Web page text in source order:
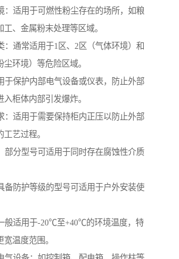
：适用于可燃性粉尘存在的场所，如粮
、金属粉末处理等区域。
：通常适用于1区、2区（气体环境）和
尘环境）等危险区域。
于保护内部电气设备或仪表，防止外部
柜体内部引发爆炸。
：适用于需要保持柜内正压以防止外部
艺过程。
部分型号可适用于同时存在腐蚀性介质
备防护等级的型号可适用于户外安装使
般适用于-20℃至+40℃的环境温度，特
温度范围。